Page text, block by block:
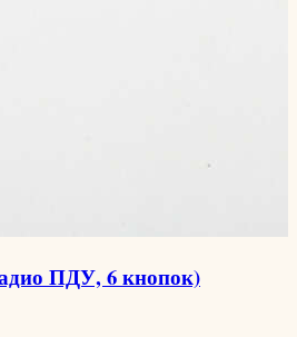
ПДУ, 6 кнопок)